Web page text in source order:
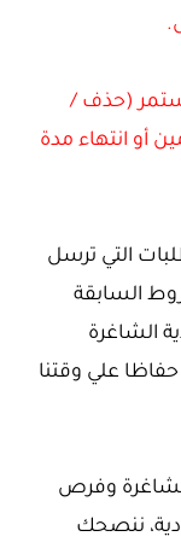
(حذف /
أو انتهاء مدة
التي ترسل
السابقة
الشاغرة
علي وقتنا
وفرص
ننصحك